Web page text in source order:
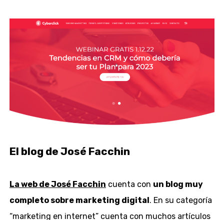
El blog de José Facchin
La web de José Facchin cuenta con un blog muy
completo sobre marketing digital. En su categoría
“marketing en internet” cuenta con muchos artículos